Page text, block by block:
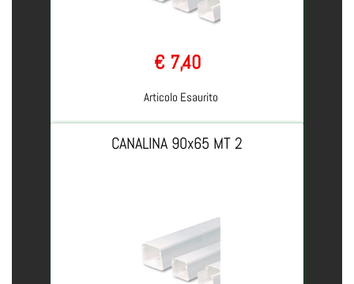
€ 7,40
Articolo Esaurito
CANALINA 90x65 MT 2